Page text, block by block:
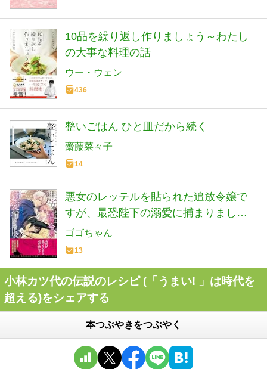
10品を繰り返し作りましょう～わたし
の大事な料理の話
ウー・ウェン
436
整いごはん ひと皿だから続く
齋藤菜々子
14
悪女のレッテルを貼られた追放令嬢で
すが、最恐陛下の溺愛に捕まりまし
た ２ (ベリーズファンタジーコミック
ス)
ゴゴちゃん
13
小林カツ代の伝説のレシピ (「うまい! 」は時代を
超える)をシェアする
本つぶやきをつぶやく